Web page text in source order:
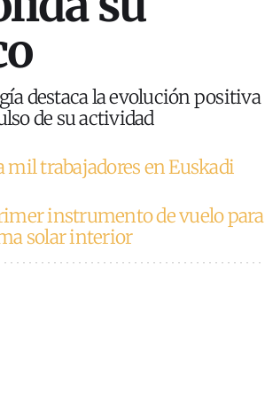
destaca la evolución positiva
de su actividad
mil trabajadores en Euskadi
instrumento de vuelo para
solar interior